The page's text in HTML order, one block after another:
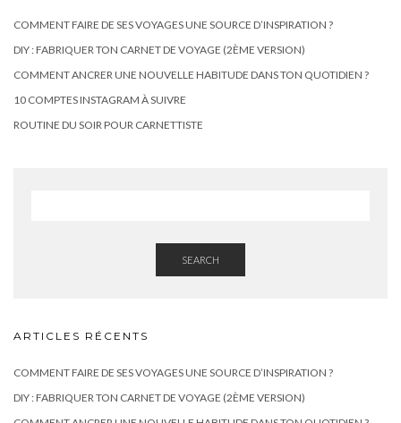
COMMENT FAIRE DE SES VOYAGES UNE SOURCE D’INSPIRATION ?
DIY : FABRIQUER TON CARNET DE VOYAGE (2ÈME VERSION)
COMMENT ANCRER UNE NOUVELLE HABITUDE DANS TON QUOTIDIEN ?
10 COMPTES INSTAGRAM À SUIVRE
ROUTINE DU SOIR POUR CARNETTISTE
SEARCH
ARTICLES RÉCENTS
COMMENT FAIRE DE SES VOYAGES UNE SOURCE D’INSPIRATION ?
DIY : FABRIQUER TON CARNET DE VOYAGE (2ÈME VERSION)